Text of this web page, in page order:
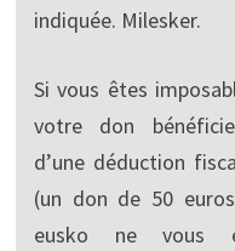
indiquée. Milesker.
Si vous êtes
votre don
d’une déduction
(un don de 50
eusko ne vous